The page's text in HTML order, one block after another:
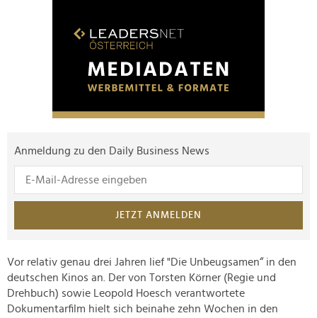
Anmeldung zu den Daily Business News
JETZT ANMELDEN
Vor relativ genau drei Jahren lief "Die Unbeugsamen“ in den
deutschen Kinos an. Der von Torsten Körner (Regie und
Drehbuch) sowie Leopold Hoesch verantwortete
Dokumentarfilm hielt sich beinahe zehn Wochen in den